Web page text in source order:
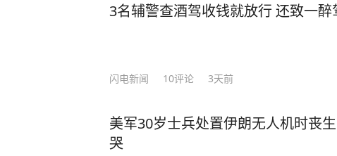
3名辅警查酒驾收钱就放行 还致一
闪电新闻 10评论 3天前
美军30岁士兵处置伊朗无人机时丧
哭